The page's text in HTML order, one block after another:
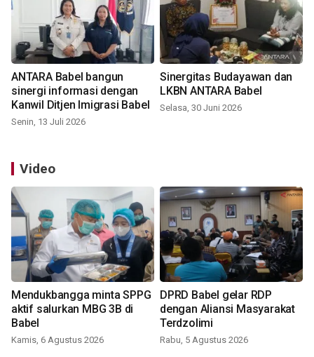
ANTARA Babel bangun
sinergi informasi dengan
Kanwil Ditjen Imigrasi Babel
Senin, 13 Juli 2026
Sinergitas Budayawan dan
LKBN ANTARA Babel
Selasa, 30 Juni 2026
Video
Mendukbangga minta SPPG
aktif salurkan MBG 3B di
Babel
Kamis, 6 Agustus 2026
DPRD Babel gelar RDP
dengan Aliansi Masyarakat
Terdzolimi
Rabu, 5 Agustus 2026